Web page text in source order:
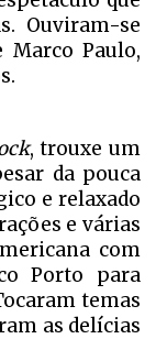
Ouviram-se
Paulo,
, trouxe um
da pouca
e relaxado
e várias
com
Porto para
temas
as delícias